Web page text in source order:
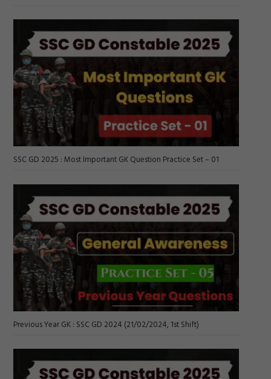
SSC GD 2025 : Most Important GK Question Practice Set – 01
Previous Year GK : SSC GD 2024 (21/02/2024, 1st Shift)